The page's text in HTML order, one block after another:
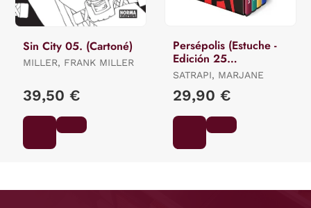
Sin City 05. (Cartoné)
MILLER, FRANK MILLER
39,50 €
Persépolis (Estuche -
Edición 25
Aniversario)
SATRAPI, MARJANE
29,90 €